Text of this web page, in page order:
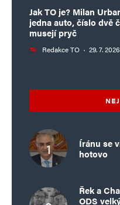
Jak TO je? Milan
jedna auto, číslo dvě
musejí pryč
Redakce TO · 29. 7. 2026
Íránu se
hotovo
Řek a
ODS